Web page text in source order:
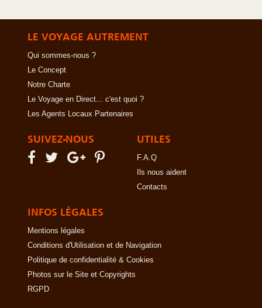
LE VOYAGE AUTREMENT
Qui sommes-nous ?
Le Concept
Notre Charte
Le Voyage en Direct... c'est quoi ?
Les Agents Locaux Partenaires
SUIVEZ-NOUS UTILES
F.A.Q
Ils nous aident
Contacts
INFOS LÉGALES
Mentions légales
Conditions d'Utilisation et de Navigation
Politique de confidentialité & Cookies
Photos sur le Site et Copyrights
RGPD